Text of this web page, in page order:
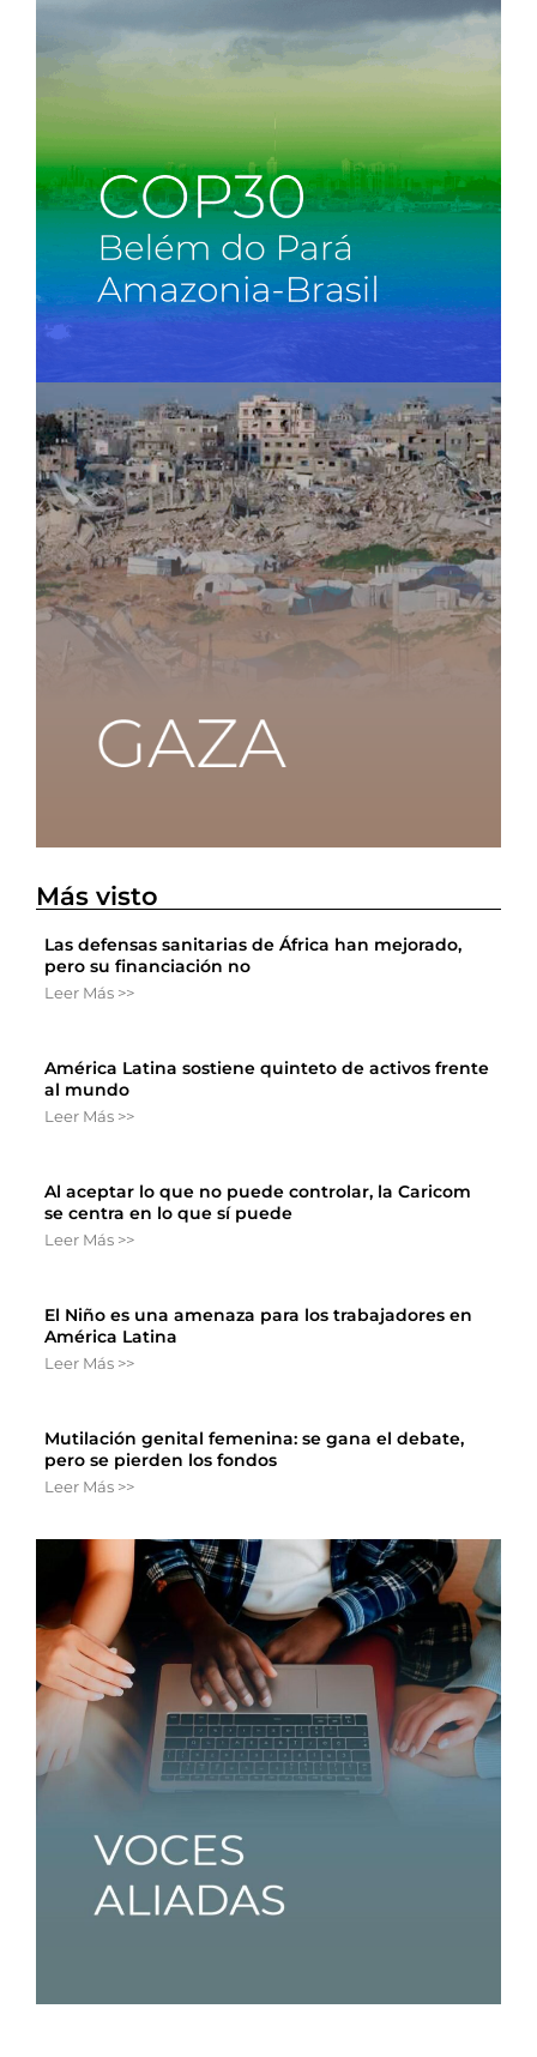
Más visto
Las defensas sanitarias de África han mejorado,
pero su financiación no
Leer Más >>
América Latina sostiene quinteto de activos frente
al mundo
Leer Más >>
Al aceptar lo que no puede controlar, la Caricom
se centra en lo que sí puede
Leer Más >>
El Niño es una amenaza para los trabajadores en
América Latina
Leer Más >>
Mutilación genital femenina: se gana el debate,
pero se pierden los fondos
Leer Más >>